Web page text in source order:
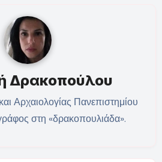
Δρακοπούλου
Αρχαιολογίας Πανεπιστημίου
στη «δρακοπουλιάδα».